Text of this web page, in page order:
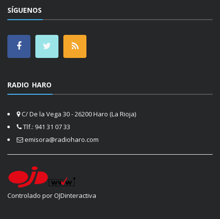
SÍGUENOS
RADIO HARO
C/ De la Vega 30 - 26200 Haro (La Rioja)
Tlf.: 941 31 07 33
emisora@radioharo.com
Controlado por OJDinteractiva